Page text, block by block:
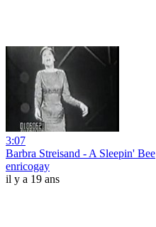
3:07
Barbra Streisand - A Sleepin' Bee
enricogay
il y a 19 ans